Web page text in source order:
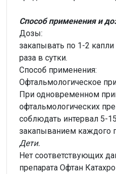
Способ применения и
Дозы:
закапывать по 1-2 капли
раза в сутки.
Способ применения:
Офтальмологическое
При одновременном
офтальмологических
соблюдать интервал 5-
закапыванием каждого
Дети.
Нет соответствующих
препарата Офтан